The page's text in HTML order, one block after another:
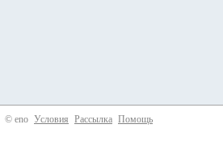
© eno Условия Рассылка Помощь